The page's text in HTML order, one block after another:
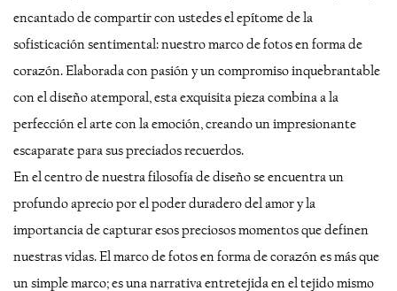
encantado de compartir con ustedes el epítome de la
sofisticación sentimental: nuestro marco de fotos en forma de
corazón. Elaborada con pasión y un compromiso inquebrantable
con el diseño atemporal, esta exquisita pieza combina a la
perfección el arte con la emoción, creando un impresionante
escaparate para sus preciados recuerdos.
En el centro de nuestra filosofía de diseño se encuentra un
profundo aprecio por el poder duradero del amor y la
importancia de capturar esos preciosos momentos que definen
nuestras vidas. El marco de fotos en forma de corazón es más que
un simple marco; es una narrativa entretejida en el tejido mismo